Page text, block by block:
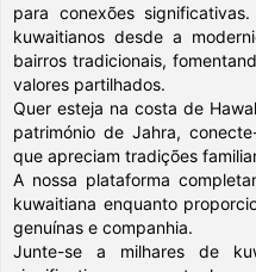
para conexões
kuwaitianos desde a
bairros tradicionais,
valores partilhados.
Quer esteja na costa de
património de Jahra,
que apreciam tradições
A nossa plataforma
kuwaitiana enquanto
genuínas e companhia.
Junte-se a milhares de